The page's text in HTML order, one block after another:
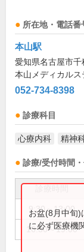
所在地・電話番
本山駅
愛知県名古屋市
本山メディカル
052-734-8398
診療科目
心療内科 精神
診療/受付時間・
9:30～13:00
16:30～19:00
お盆(8月中旬)
に必ず医療機